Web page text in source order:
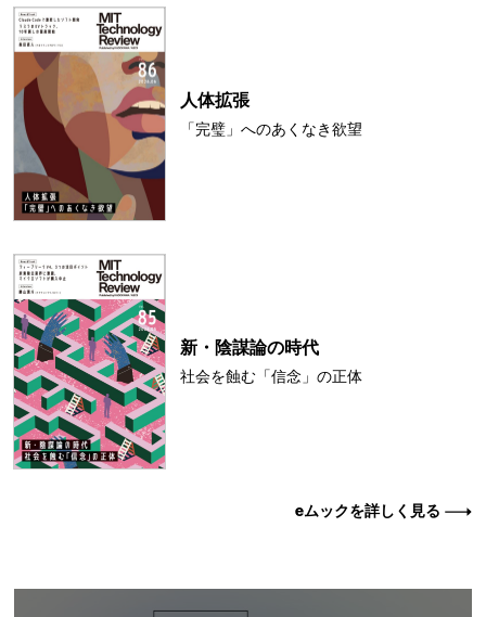
人体拡張
「完璧」へのあくなき欲望
新・陰謀論の時代
社会を蝕む「信念」の正体
eムックを詳しく見る